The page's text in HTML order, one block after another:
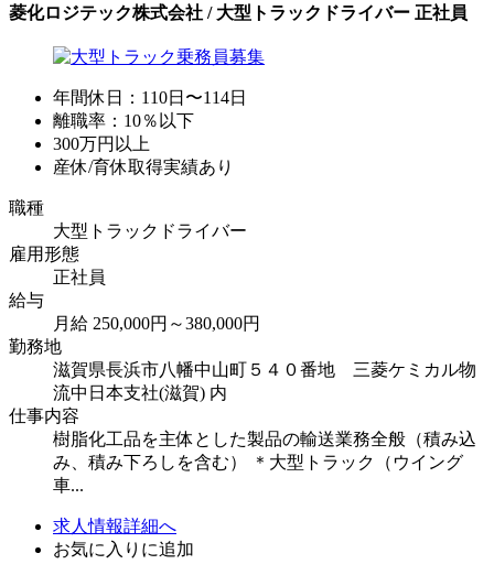
菱化ロジテック株式会社 / 大型トラックドライバー 正社員
年間休日：110日〜114日
離職率：10％以下
300万円以上
産休/育休取得実績あり
職種
大型トラックドライバー
雇用形態
正社員
給与
月給 250,000円～380,000円
勤務地
滋賀県長浜市八幡中山町５４０番地 三菱ケミカル物
流中日本支社(滋賀) 内
仕事内容
樹脂化工品を主体とした製品の輸送業務全般（積み込
み、積み下ろしを含む） ＊大型トラック（ウイング
車...
求人情報詳細へ
お気に入りに追加